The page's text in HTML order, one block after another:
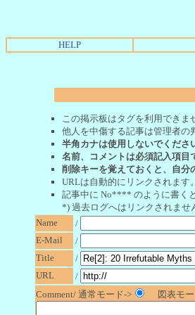
HELP
この掲示板はタグを利用できま
他人を中傷する記事は管理者の
半角カナは使用しないでくださ
名前、コメントは必須記入項目
削除キーを覚えておくと、自分
URLは自動的にリンクされます。
記事中に No**** のように書く
*) 過去ログへはリンクされませ
Name
/
E-Mail
/
Title
/
URL
/
Comment/ 通常モード->
図表モー